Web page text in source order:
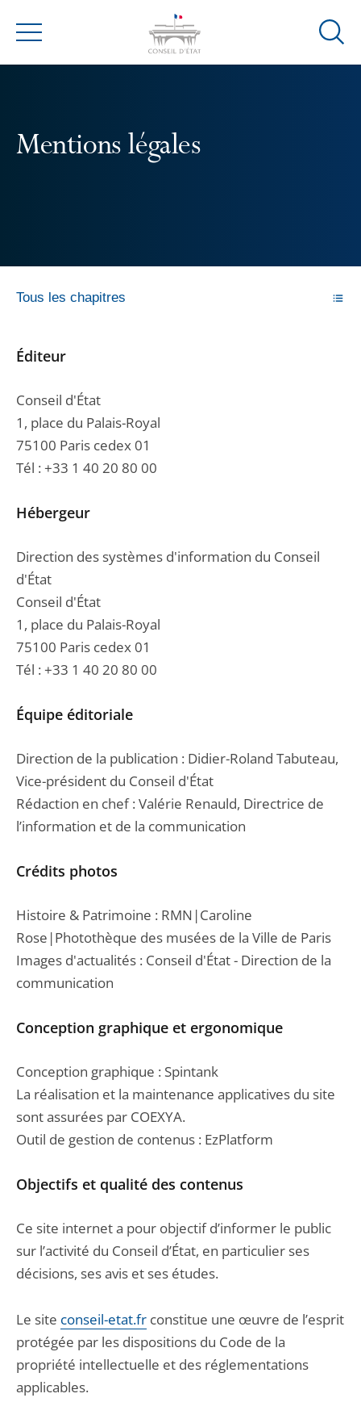
Menu
Ouvrir
Mentions légales
Tous les chapitres
Éditeur
Conseil d'État
1, place du Palais-Royal
75100 Paris cedex 01
Tél : +33 1 40 20 80 00
Hébergeur
Direction des systèmes d'information du Conseil
d'État
Conseil d'État
1, place du Palais-Royal
75100 Paris cedex 01
Tél : +33 1 40 20 80 00
Équipe éditoriale
Direction de la publication : Didier-Roland Tabuteau,
Vice-président du Conseil d'État
Rédaction en chef : Valérie Renauld, Directrice de
l’information et de la communication
Crédits photos
Histoire & Patrimoine : RMN|Caroline
Rose|Photothèque des musées de la Ville de Paris
Images d'actualités : Conseil d'État - Direction de la
communication
Conception graphique et ergonomique
Conception graphique : Spintank
La réalisation et la maintenance applicatives du site
sont assurées par COEXYA.
Outil de gestion de contenus : EzPlatform
Objectifs et qualité des contenus
Ce site internet a pour objectif d’informer le public
sur l’activité du Conseil d’État, en particulier ses
décisions, ses avis et ses études.
Le site conseil-etat.fr constitue une œuvre de l’esprit
protégée par les dispositions du Code de la
propriété intellectuelle et des réglementations
applicables.